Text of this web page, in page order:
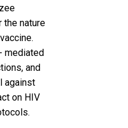
nature
mediated
and
against
on HIV